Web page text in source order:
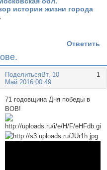
истории жизни города
Ответить
Поделиться 1
Вт, 10
Май 2016 00:49
71 годовщина Дня победы в
ВОВ!